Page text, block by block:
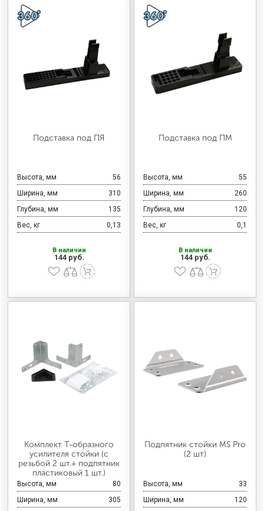
Подставка под ПЯ
Высота, мм
56
Ширина, мм
310
Глубина, мм
135
Вес, кг
0,13
В наличии
144 руб.
Подставка под ПМ
Высота, мм
55
Ширина, мм
260
Глубина, мм
120
Вес, кг
0,1
В наличии
144 руб.
Комплект T-образного
усилителя стойки (с
резьбой 2 шт.+ подпятник
пластиковый 1 шт.)
Высота, мм
80
Ширина, мм
305
Подпятник стойки MS Pro
(2 шт)
Высота, мм
33
Ширина, мм
120